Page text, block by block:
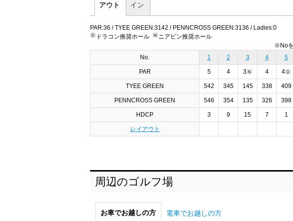
アウト イン
PAR:36 / TYEE GREEN:3142 / PENNCROSS GREEN:3136 / Ladies:0
ドラコン推奨ホール
ニアピン推奨ホール
※Noを
No.
1 2 3 4 5
PAR 5 4 3 4 4
TYEE GREEN 542 345 145 338 409
PENNCROSS GREEN 546 354 135 326 398
HDCP 3 9 15 7 1
レイアウト
周辺のゴルフ場
お車でお越しの方 電車でお越しの方